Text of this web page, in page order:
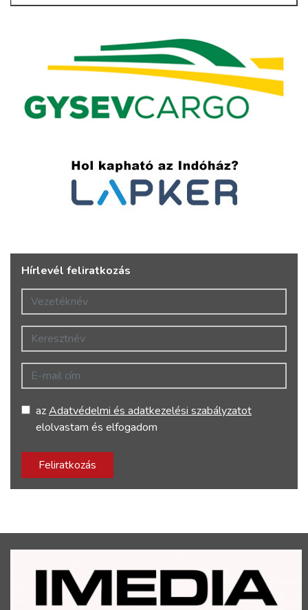
Hírlevél feliratkozás
Vezetéknév
Keresztnév
E-mail cím
azAdatvédelmi és adatkezelési szabályzatot
elolvastam és elfogadom
Feliratkozás